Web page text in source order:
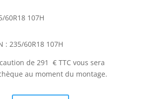
60R18 107H
: 235/60R18 107H
de 291 € TTC vous sera
au moment du montage.